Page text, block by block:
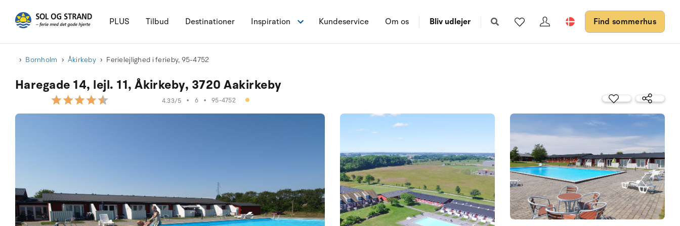
PLUS Tilbud Destinationer Inspiration Kundeservice Om os Bliv udlejer Find sommerhus
Bornholm Åkirkeby Ferielejlighed i ferieby, 95-4752
Haregade 14, lejl. 11, Åkirkeby, 3720 Aakirkeby
4.33/5 • 6 • 95-4752